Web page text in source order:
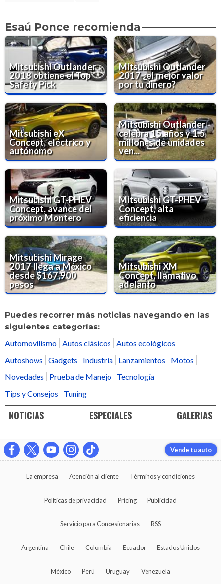
Esaú Ponce recomienda
Mitsubishi Outlander
2018 obtiene el Top
Safety Pick
Mitsubishi Outlander
2017 ¿el mejor valor
por tu dinero?
Mitsubishi eX
Concept, eléctrico y
autónomo
Mitsubishi Outlander
celebra 15 años y 1.5
millones de unidades
ven...
Mitsubishi GT-PHEV
Concept, avance del
próximo Montero
Mitsubishi GT-PHEV
Concept, alta
eficiencia
Mitsubishi Mirage
2017 llega a México
desde $167,900
pesos
Mitsubishi XM
Concept, llamativo
adelanto
Puedes recorrer más noticias navegando en las
siguientes categorías:
Automovilismo Autos clásicos
Autos ecológicos
Autoshows
Gadgets Industria Lanzamientos
Motos
Novedades
Prueba de Manejo
Tecnología
Tips y Consejos
Tuning
NOTICIAS ESPECIALES GALERIAS
Vende tu auto
La empresa Atención al cliente Términos y condiciones
Políticas de privacidad Pricing Publicidad
Servicio para Concesionarias RSS
Argentina Chile Colombia Ecuador Estados Unidos
México Perú Uruguay Venezuela